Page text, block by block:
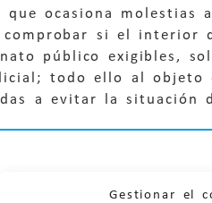
Gestionar el
ocasiona molestias
si el interior
público exigibles,
todo ello al
a evitar la situación